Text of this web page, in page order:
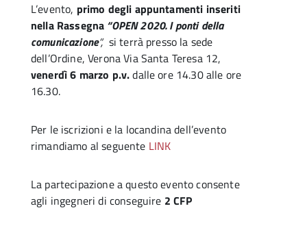
L’evento, primo degli appuntamenti inseriti
nella Rassegna “OPEN 2020. I ponti della
comunicazione“, si terrà presso la sede
dell’Ordine, Verona Via Santa Teresa 12,
venerdì 6 marzo p.v.dalle ore 14.30 alle ore
16.30.
Per le iscrizioni e la locandina dell’evento
rimandiamo al seguente LINK
La partecipazione a questo evento consente
agli ingegneri di conseguire 2 CFP